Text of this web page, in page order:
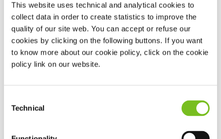
This website uses technical and analytical cookies to
collect data in order to create statistics to improve the
quality of our site web. You can accept or refuse our
cookies by clicking on the following buttons. If you want
to know more about our cookie policy, click on the cookie
policy link on our website.
Selection
Technical